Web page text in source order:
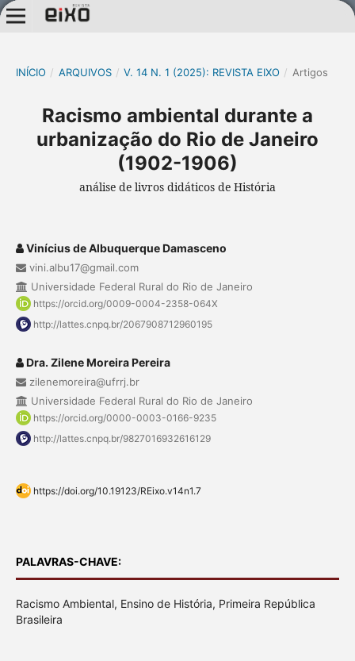
INÍCIO / ARQUIVOS / V. 14 N. 1 (2025): REVISTA EIXO / Artigos
Racismo ambiental durante a
urbanização do Rio de Janeiro
(1902-1906)
análise de livros didáticos de História
Vinícius de Albuquerque Damasceno
vini.albu17@gmail.com
Universidade Federal Rural do Rio de Janeiro
https://orcid.org/0009-0004-2358-064X
http://lattes.cnpq.br/2067908712960195
Dra. Zilene Moreira Pereira
zilenemoreira@ufrrj.br
Universidade Federal Rural do Rio de Janeiro
https://orcid.org/0000-0003-0166-9235
http://lattes.cnpq.br/9827016932616129
https://doi.org/10.19123/REixo.v14n1.7
PALAVRAS-CHAVE:
Racismo Ambiental, Ensino de História, Primeira República
Brasileira